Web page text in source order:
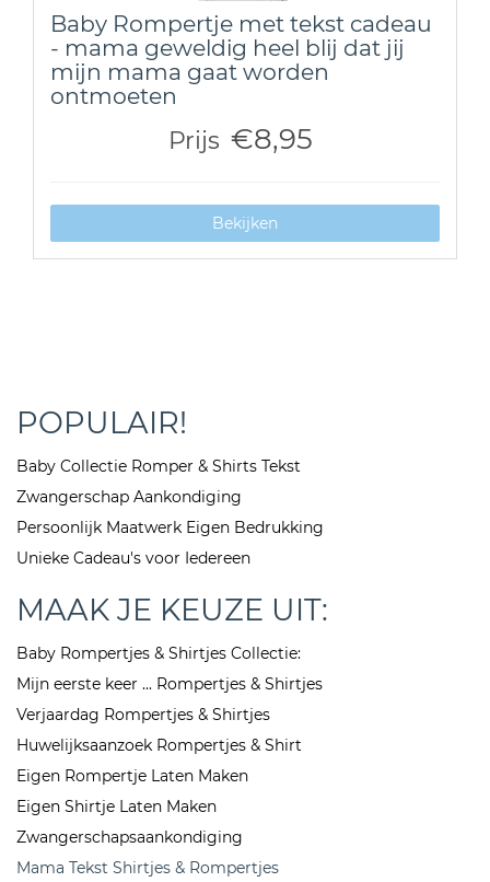
Baby Rompertje met tekst cadeau
- mama geweldig heel blij dat jij
mijn mama gaat worden
ontmoeten
Prijs €8,95
Bekijken
POPULAIR!
Baby Collectie Romper & Shirts Tekst
Zwangerschap Aankondiging
Persoonlijk Maatwerk Eigen Bedrukking
Unieke Cadeau's voor Iedereen
MAAK JE KEUZE UIT:
Baby Rompertjes & Shirtjes Collectie:
Mijn eerste keer ... Rompertjes & Shirtjes
Verjaardag Rompertjes & Shirtjes
Huwelijksaanzoek Rompertjes & Shirt
Eigen Rompertje Laten Maken
Eigen Shirtje Laten Maken
Zwangerschapsaankondiging
Mama Tekst Shirtjes & Rompertjes